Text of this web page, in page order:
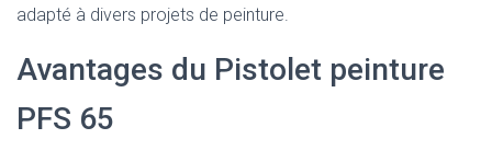
adapté à divers projets de peinture.
Avantages du Pistolet peinture
PFS 65